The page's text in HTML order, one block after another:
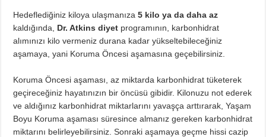
Hedeflediğiniz kiloya ulaşmanıza 5 kilo ya da daha az
kaldığında, Dr. Atkins diyet programının, karbonhidrat
alımınızı kilo vermeniz durana kadar yükseltebileceğiniz
aşamaya, yani Koruma Öncesi aşamasına geçebilirsiniz.
Koruma Öncesi aşaması, az miktarda karbonhidrat tüketerek
geçireceğiniz hayatınızın bir öncüsü gibidir. Kilonuzu not ederek
ve aldığınız karbonhidrat miktarlarını yavaşça arttırarak, Yaşam
Boyu Koruma aşaması süresince almanız gereken karbonhidrat
miktarını belirleyebilirsiniz. Sonraki aşamaya geçme hissi cazip